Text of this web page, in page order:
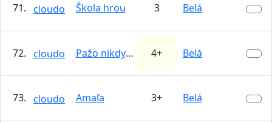
71. cloudo Škola hrou 3 Belá
72. cloudo Pažo nikdy nespadne 4+ Belá
73. cloudo Amaľa 3+ Belá